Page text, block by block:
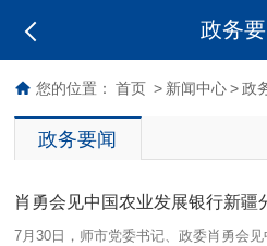
政务
您的位置： 首页 > 新闻中心 > 政
政务要闻
肖勇会见中国农业发展银行新疆
7月30日，师市党委书记、政委肖勇会